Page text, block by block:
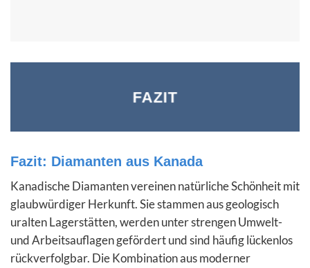
FAZIT
Fazit: Diamanten aus Kanada
Kanadische Diamanten vereinen natürliche Schönheit mit
glaubwürdiger Herkunft. Sie stammen aus geologisch
uralten Lagerstätten, werden unter strengen Umwelt-
und Arbeitsauflagen gefördert und sind häufig lückenlos
rückverfolgbar. Die Kombination aus moderner